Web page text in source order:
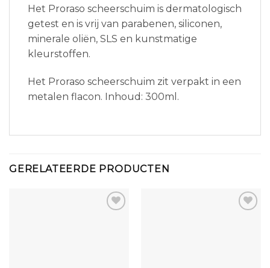
Het Proraso scheerschuim is dermatologisch
getest en is vrij van parabenen, siliconen,
minerale oliën, SLS en kunstmatige
kleurstoffen.
Het Proraso scheerschuim zit verpakt in een
metalen flacon. Inhoud: 300ml.
GERELATEERDE PRODUCTEN